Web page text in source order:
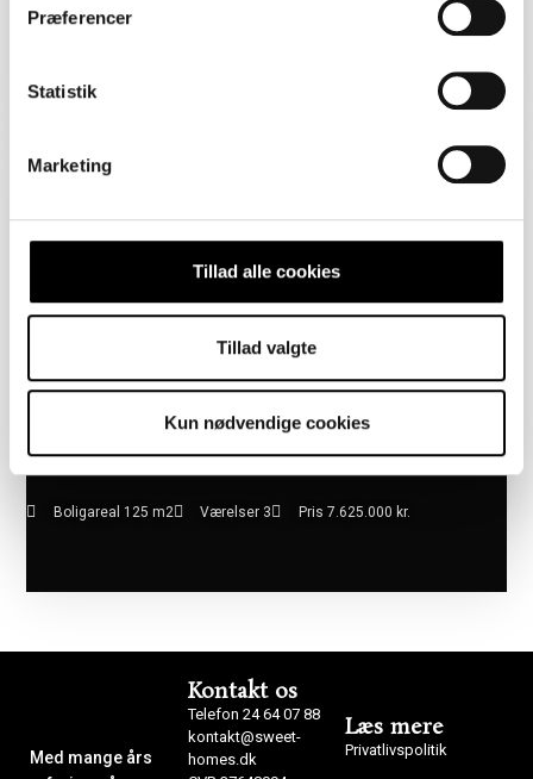
Præferencer
Statistik
Marketing
Tillad alle cookies
Tillad valgte
Kun nødvendige cookies
Åbent Hus: 09/08/2026
Sejlklubvej 1B
Boligareal 125 m2 Værelser 3 Pris 7.625.000 kr.
Med mange års
Kontakt os
Telefon 24 64 07 88
kontakt@sweet-
homes.dk
Læs mere
Privatlivspolitik